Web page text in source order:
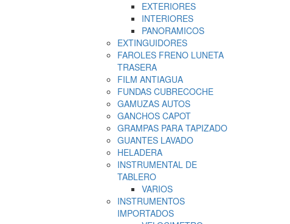
EXTERIORES
INTERIORES
PANORAMICOS
EXTINGUIDORES
FAROLES FRENO LUNETA
TRASERA
FILM ANTIAGUA
FUNDAS CUBRECOCHE
GAMUZAS AUTOS
GANCHOS CAPOT
GRAMPAS PARA TAPIZADO
GUANTES LAVADO
HELADERA
INSTRUMENTAL DE
TABLERO
VARIOS
INSTRUMENTOS
IMPORTADOS